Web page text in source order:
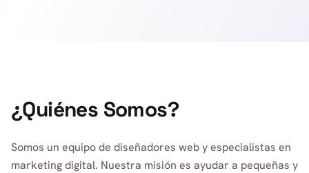
¿Quiénes Somos?
Somos un equipo de diseñadores web y especialistas en
marketing digital. Nuestra misión es ayudar a pequeñas y